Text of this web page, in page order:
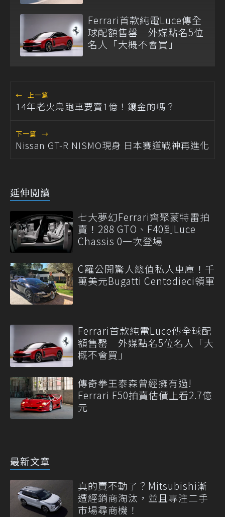
Ferrari首款純電Luce傳全
球配額售罄 外媒點名5位
名人「大概不會買」
← 上一篇
14年老火鳥跑車要賣1億！鑲金的嗎？
下一篇 →
Nissan GT-R NISMO現身 日本賽道戰神再進化
延伸閱讀
七大夢幻Ferrari齊聚蒙特雷拍
賣！288 GTO、F40到Luce
Chassis 0一次登場
C羅公開驚人總值私人車庫！千
萬美元Bugatti Centodieci領軍
Ferrari首款純電Luce傳全球配
額售罄 外媒點名5位名人「大
概不會買」
傳奇拳王泰森曾經擁有過!
Ferrari F50拍賣估價上看2.7億
元
最新文章
真的賣不動了？Mitsubishi漸
遭經銷商淘汰，並且專注二手
市場尋商機！